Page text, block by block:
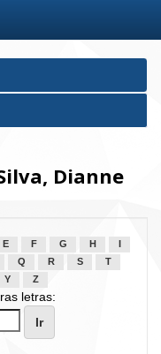
Dianne
E F G H
Q R S
T
Y Z
letras: